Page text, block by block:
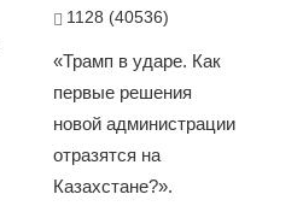
1128 (40536)
«Трамп в ударе. Как
первые решения
новой администрации
отразятся на
Казахстане?».